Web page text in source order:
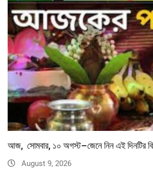
আজ, সোমবার, ১০ অগস্ট–জেনে নিন এই দিনটির
August 9, 2026